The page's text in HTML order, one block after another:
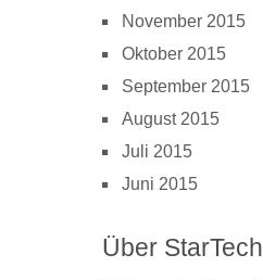
November 2015
Oktober 2015
September 2015
August 2015
Juli 2015
Juni 2015
Über StarTech